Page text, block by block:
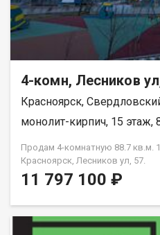
4-комн, Лесников
Красноярск,
монолит-кирпич, 15 этаж,
Продам 4-комнатную 88.7 кв.м.
Красноярск, Лесников ул, 57.
11 797 100 ₽